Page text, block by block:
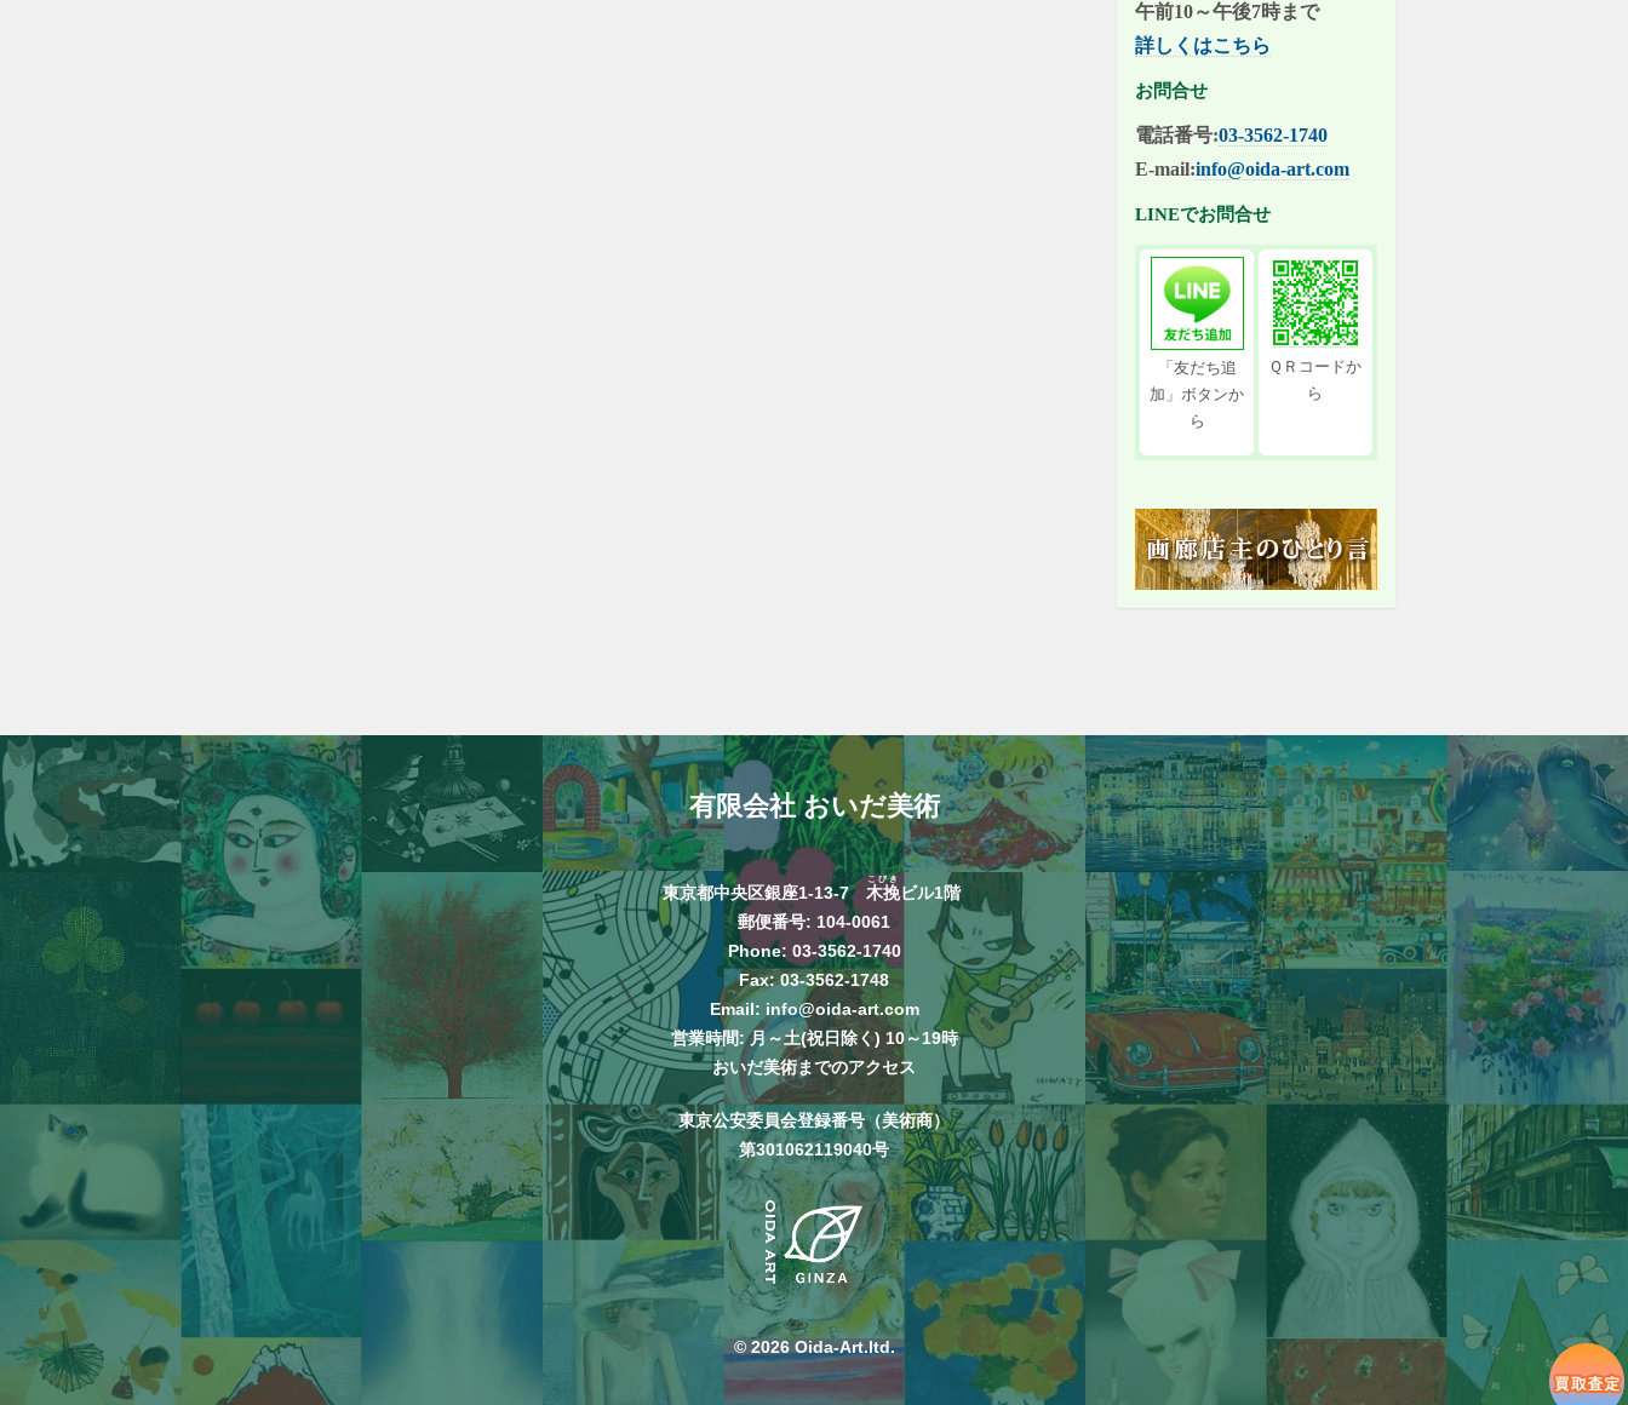
午前10～午後7時まで
詳しくはこちら
お問合せ
電話番号:03-3562-1740
E-mail:info@oida-art.com
LINEでお問合せ
「友だち追
加」ボタンか
ら
ＱＲコードか
ら
有限会社 おいだ美術
東京都中央区銀座1-13-7 木挽
こびき
ビル1階
郵便番号: 104-0061
Phone: 03-3562-1740
Fax: 03-3562-1748
Email: info@oida-art.com
営業時間: 月～土(祝日除く) 10～19時
おいだ美術までのアクセス
東京公安委員会登録番号（美術商）
第301062119040号
© 2026 Oida-Art.ltd.